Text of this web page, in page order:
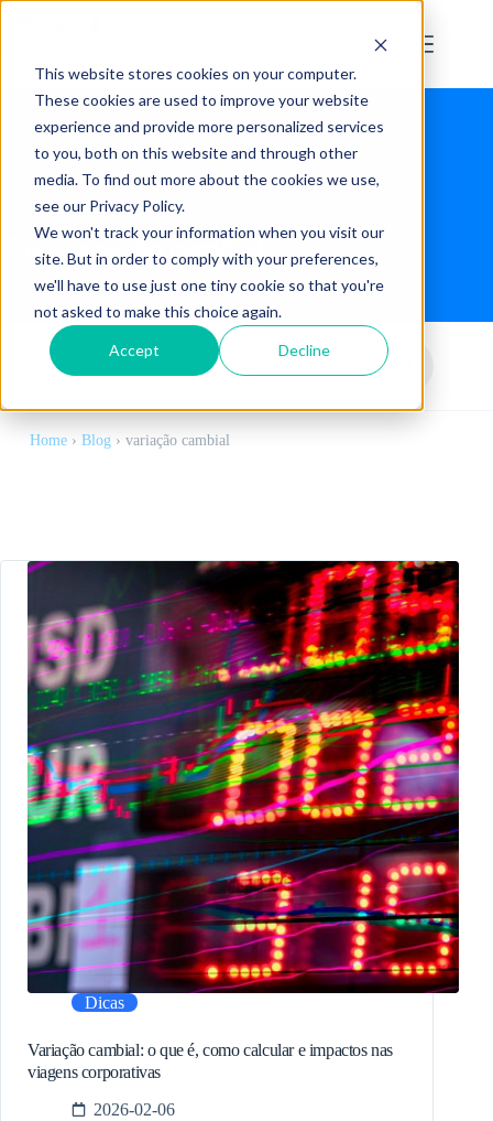
This website stores cookies on your computer.
These cookies are used to improve your website
experience and provide more personalized services
to you, both on this website and through other
media. To find out more about the cookies we use,
see our Privacy Policy.
We won't track your information when you visit our
site. But in order to comply with your preferences,
we'll have to use just one tiny cookie so that you're
not asked to make this choice again.
Accept Decline
Tag:variação cambial
Home› Blog› variação cambial
Dicas
Variação cambial: o que é, como calcular e impactos nas
viagens corporativas
2026-02-06